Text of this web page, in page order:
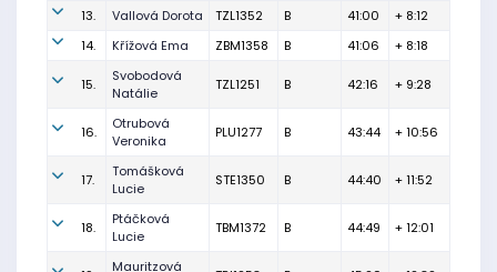
13. Vallová Dorota TZL1352 B 41:00
+ 8:12
14.
Křížová Ema ZBM1358 B 41:06 + 8:18
15.
Svobodová
Natálie
TZL1251 B 42:16 + 9:28
16.
Otrubová
Veronika
PLU1277 B 43:44 + 10:56
17.
Tomášková
Lucie
STE1350 B 44:40 + 11:52
18.
Ptáčková
Lucie
TBM1372 B 44:49 + 12:01
Mauritzová